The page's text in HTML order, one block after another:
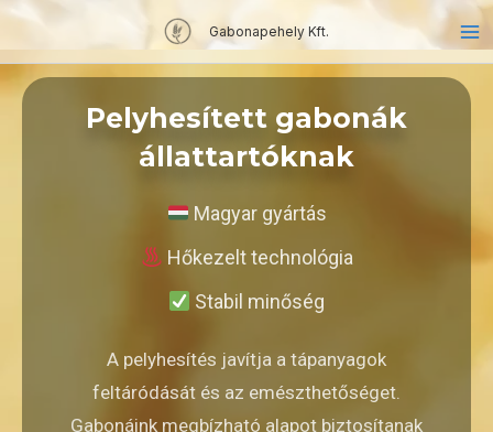
Skip
content
Gabonapehely Kft.
Pelyhesített gabonák
állattartóknak
Magyar gyártás
Hőkezelt technológia
Stabil minőség
A pelyhesítés javítja a tápanyagok
feltáródását és az emészthetőséget.
Gabonáink megbízható alapot biztosítanak